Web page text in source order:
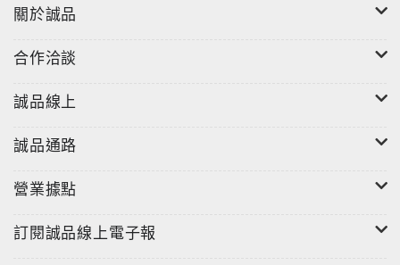
關於誠品
合作洽談
誠品線上
誠品通路
營業據點
訂閱誠品線上電子報